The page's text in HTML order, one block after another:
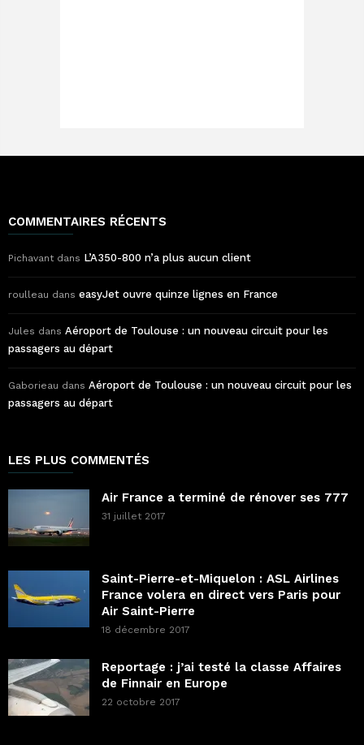
COMMENTAIRES RÉCENTS
Pichavant dans L’A350-800 n’a plus aucun client
roulleau dans easyJet ouvre quinze lignes en France
Jules dans Aéroport de Toulouse : un nouveau circuit pour les
passagers au départ
Gaborieau dans Aéroport de Toulouse : un nouveau circuit pour les
passagers au départ
LES PLUS COMMENTÉS
Air France a terminé de rénover ses 777
31 juillet 2017
Saint-Pierre-et-Miquelon : ASL Airlines
France volera en direct vers Paris pour
Air Saint-Pierre
18 décembre 2017
Reportage : j’ai testé la classe Affaires
de Finnair en Europe
22 octobre 2017